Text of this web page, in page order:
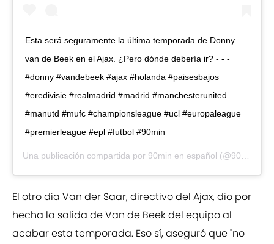
Esta será seguramente la última temporada de Donny
van de Beek en el Ajax. ¿Pero dónde debería ir? - - -
#donny #vandebeek #ajax #holanda #paisesbajos
#eredivisie #realmadrid #madrid #manchesterunited
#manutd #mufc #championsleague #ucl #europaleague
#premierleague #epl #futbol #90min
Una publicación compartida por 90min en español (@90min_es) el
El otro día Van der Saar, directivo del Ajax, dio por
hecha la salida de Van de Beek del equipo al
acabar esta temporada. Eso sí, aseguró que "no